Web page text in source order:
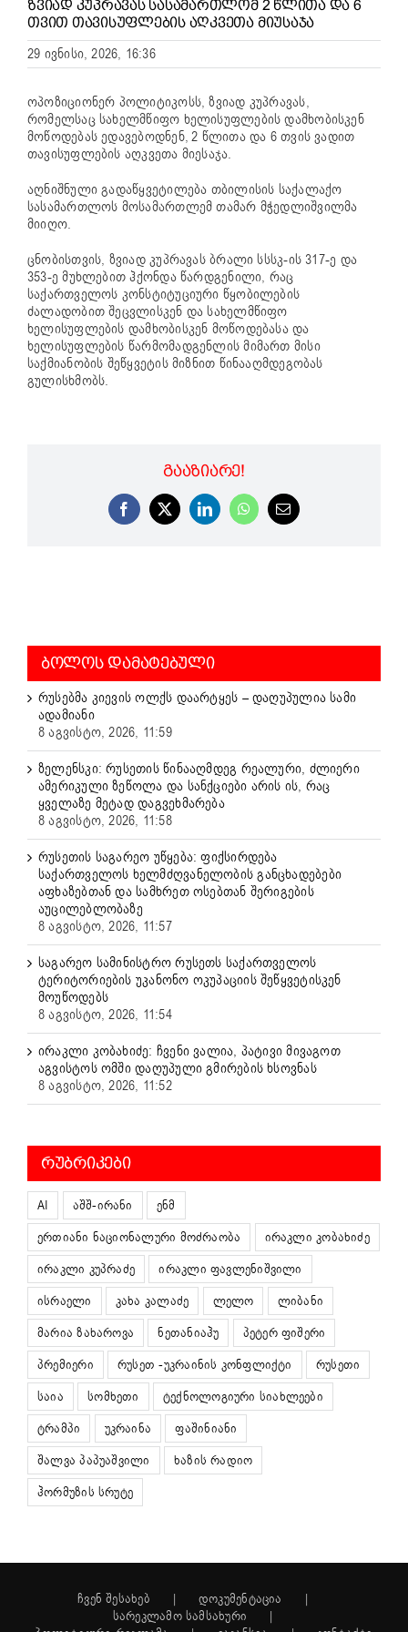
ᲖᲕᲘᲐᲓ ᲙᲣᲞᲠᲐᲕᲐᲡ ᲡᲐᲡᲐᲛᲐᲠᲗᲚᲝᲛ 2 ᲬᲚᲘᲗᲐ ᲓᲐ 6
ᲗᲕᲘᲗ ᲗᲐᲕᲘᲡᲣᲤᲚᲔᲑᲘᲡ ᲐᲦᲙᲕᲔᲗᲐ ᲛᲘᲣᲡᲐᲯᲐ
29 ივნისი, 2026, 16:36
ოპოზიციონერ პოლიტიკოსს, ზვიად კუპრავას,
რომელსაც სახელმწიფო ხელისუფლების დამხობისკენ
მოწოდებას ედავებოდნენ, 2 წლითა და 6 თვის ვადით
თავისუფლების აღკვეთა მიესაჯა.
აღნიშნული გადაწყვეტილება თბილისის საქალაქო
სასამართლოს მოსამართლემ თამარ მჭედლიშვილმა
მიიღო.
ცნობისთვის, ზვიად კუპრავას ბრალი სსსკ-ის 317-ე და
353-ე მუხლებით ჰქონდა წარდგენილი, რაც
საქართველოს კონსტიტუციური წყობილების
ძალადობით შეცვლისკენ და სახელმწიფო
ხელისუფლების დამხობისკენ მოწოდებასა და
ხელისუფლების წარმომადგენლის მიმართ მისი
საქმიანობის შეწყვეტის მიზნით წინააღმდეგობას
გულისხმობს.
ᲒᲐᲐᲖᲘᲐᲠᲔ!
Facebook
X LinkedInWhatsApp
Email
ᲑᲝᲚᲝᲡ ᲓᲐᲛᲐᲢᲔᲑᲣᲚᲘ
რუსებმა კიევის ოლქს დაარტყეს – დაღუპულია სამი
ადამიანი
8 აგვისტო, 2026, 11:59
ზელენსკი: რუსეთის წინააღმდეგ რეალური, ძლიერი
ამერიკული ზეწოლა და სანქციები არის ის, რაც
ყველაზე მეტად დაგვეხმარება
8 აგვისტო, 2026, 11:58
რუსეთის საგარეო უწყება: ფიქსირდება
საქართველოს ხელმძღვანელობის განცხადებები
აფხაზებთან და სამხრეთ ოსებთან შერიგების
აუცილებლობაზე
8 აგვისტო, 2026, 11:57
საგარეო სამინისტრო რუსეთს საქართველოს
ტერიტორიების უკანონო ოკუპაციის შეწყვეტისკენ
მოუწოდებს
8 აგვისტო, 2026, 11:54
ირაკლი კობახიძე: ჩვენი ვალია, პატივი მივაგოთ
აგვისტოს ომში დაღუპული გმირების ხსოვნას
8 აგვისტო, 2026, 11:52
ᲠᲣᲑᲠᲘᲙᲔᲑᲘ
AI აშშ-ირანი
ენმ
ერთიანი ნაციონალური მოძრაობა
ირაკლი კობახიძე
ირაკლი კუპრაძე
ირაკლი ფავლენიშვილი
ისრაელი
კახა კალაძე ლელო
ლიბანი
მარია ზახაროვა
ნეთანიაჰუ
პეტერ ფიშერი
პრემიერი
რუსეთ -უკრაინის კონფლიქტი
რუსეთი
საია
სომხეთი
ტექნოლოგიური სიახლეები
ტრამპი
უკრაინა
ფაშინიანი
შალვა პაპუაშვილი
ხაზის რადიო
ჰორმუზის სრუტე
ჩვენ შესახებ
დოკუმენტაცია
სარეკლამო სამსახური